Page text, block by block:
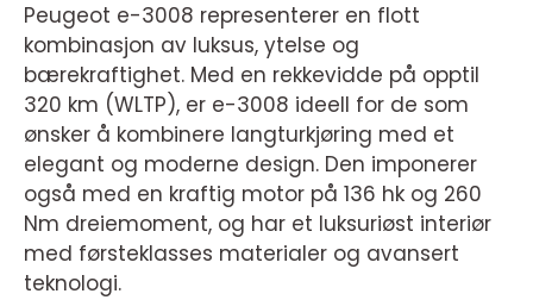
Peugeot e-3008 representerer en flott
kombinasjon av luksus, ytelse og
bærekraftighet. Med en rekkevidde på opptil
320 km (WLTP), er e-3008 ideell for de som
ønsker å kombinere langturkjøring med et
elegant og moderne design. Den imponerer
også med en kraftig motor på 136 hk og 260
Nm dreiemoment, og har et luksuriøst interiør
med førsteklasses materialer og avansert
teknologi.